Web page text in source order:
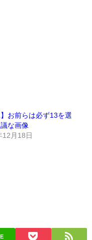
】お前らは必ず13を選
な画像
12月18日